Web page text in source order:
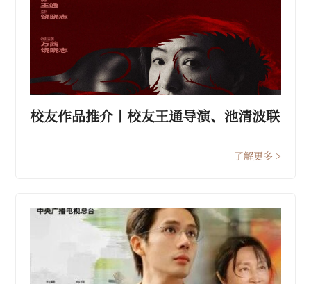
校友作品推介丨校友王通导演、池清波联
了解更多 >